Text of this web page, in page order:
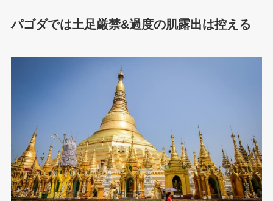
パゴダでは土足厳禁&過度の肌露出は控える